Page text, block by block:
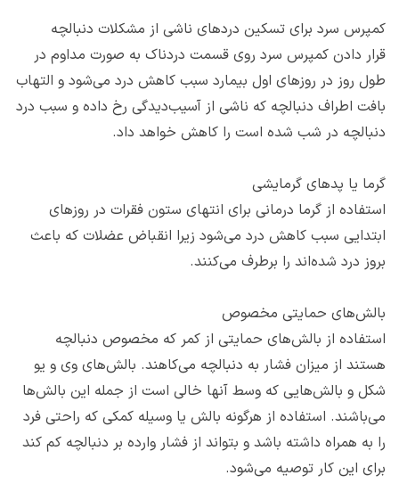
کمپرس سرد برای تسکین دردهای ناشی از مشکلات دنبالچه
قرار دادن کمپرس سرد روی قسمت دردناک به صورت مداوم در
طول روز در روزهای اول بیمارد سبب کاهش درد می‌شود و التهاب
بافت اطراف دنبالچه که ناشی از آسیب‌‌دیدگی رخ داده و سبب درد
دنبالچه در شب شده است را کاهش خواهد داد.
گرما یا پدهای گرمایشی
استفاده از گرما درمانی برای انتهای ستون فقرات در روزهای
ابتدایی سبب کاهش درد می‌شود زیرا انقباض عضلات که باعث
بروز درد شده‌اند را برطرف می‌کنند.
بالش‌‌های حمایتی مخصوص
استفاده از بالش‌‌های حمایتی از کمر که مخصوص دنبالچه
هستند از میزان فشار به دنبالچه می‌کاهند. بالش‌های وی و یو
شکل و بالش‌‌هایی که وسط آنها خالی است از جمله این بالش‌‌ها
می‌باشند. استفاده از هرگونه بالش یا وسیله کمکی که راحتی فرد
را به همراه داشته باشد و بتواند از فشار وارده بر دنبالچه کم کند
برای این کار توصیه می‌شود.